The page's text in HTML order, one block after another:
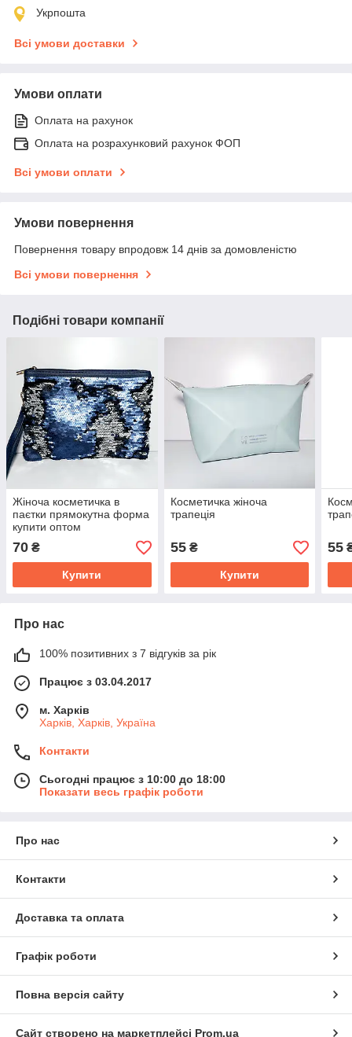
Укрпошта
Всі умови доставки
Умови оплати
Оплата на рахунок
Оплата на розрахунковий рахунок ФОП
Всі умови оплати
Умови повернення
Повернення товару впродовж 14 днів за домовленістю
Всі умови повернення
Подібні товари компанії
Жіноча косметичка в
паєтки прямокутна форма
купити оптом
70 ₴
Купити
Косметичка жіноча
трапеція
55₴
Купити
55
Про нас
100% позитивних з 7 відгуків за рік
Працює з 03.04.2017
м. Харків
Харків, Харків, Україна
Контакти
Сьогодні працює з 10:00 до 18:00
Показати весь графік роботи
Про нас
Контакти
Доставка та оплата
Графік роботи
Повна версія сайту
Сайт створено на маркетплейсі Prom.ua